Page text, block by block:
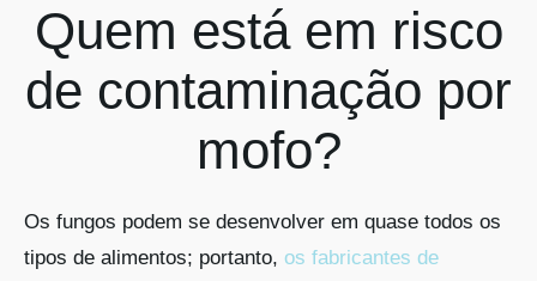
Quem está em risco
de contaminação por
mofo?
Os fungos podem se desenvolver em quase todos os
tipos de alimentos; portanto, os fabricantes de